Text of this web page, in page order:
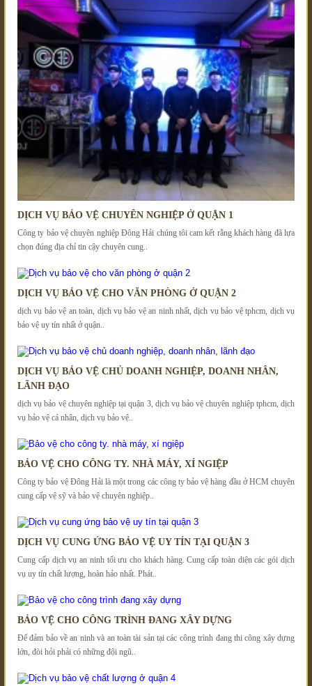
DỊCH VỤ BẢO VỆ CHUYÊN NGHIỆP Ở QUẬN 1
Công ty bảo vệ chuyên nghiệp Đông Hải chúng tôi cam kết rằng khách hàng đã lựa
chọn đúng địa chỉ tin cậy chuyên cung..
DỊCH VỤ BẢO VỆ CHO VĂN PHÒNG Ở QUẬN 2
dịch vụ bảo vệ an toàn, dịch vụ bảo vệ an ninh nhất, dịch vụ bảo vệ tphcm, dịch vụ
bảo vệ uy tín nhất ở quận..
DỊCH VỤ BẢO VỆ CHỦ DOANH NGHIỆP, DOANH NHÂN,
LÃNH ĐẠO
dịch vụ bảo vệ chuyên nghiệp tại quận 3, dịch vụ bảo vệ chuyên nghiệp tphcm, dịch
vụ bảo vệ cá nhân, dịch vụ bảo vệ..
BẢO VỆ CHO CÔNG TY. NHÀ MÁY, XÍ NGIỆP
Công ty bảo vệ Đông Hải là một trong các công ty bảo vệ hàng đầu ở HCM chuyên
cung cấp vệ sỹ và bảo vệ chuyên nghiệp..
DỊCH VỤ CUNG ỨNG BẢO VỆ UY TÍN TẠI QUẬN 3
Cung cấp dịch vụ an ninh tối ưu cho khách hàng. Cung cấp toàn diện các gói dịch
vụ uy tín chất lượng, hoàn hảo nhất. Phát..
BẢO VỆ CHO CÔNG TRÌNH ĐANG XÂY DỰNG
Để đảm bảo về an ninh và an toàn tài sản tại các công trình đang thi công xây dựng
lớn, đòi hỏi phải có những đội ngũ..